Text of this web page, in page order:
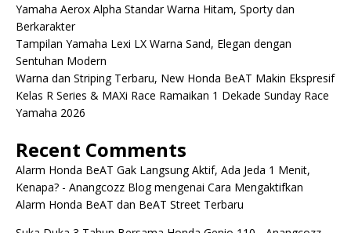
Yamaha Aerox Alpha Standar Warna Hitam, Sporty dan
Berkarakter
Tampilan Yamaha Lexi LX Warna Sand, Elegan dengan
Sentuhan Modern
Warna dan Striping Terbaru, New Honda BeAT Makin Ekspresif
Kelas R Series & MAXi Race Ramaikan 1 Dekade Sunday Race
Yamaha 2026
Recent Comments
Alarm Honda BeAT Gak Langsung Aktif, Ada Jeda 1 Menit,
Kenapa? - Anangcozz Blogmengenai Cara Mengaktifkan
Alarm Honda BeAT dan BeAT Street Terbaru